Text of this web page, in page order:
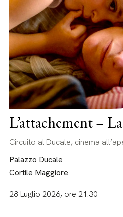
L’attachement –
Circuito al Ducale, cinema
Palazzo Ducale
Cortile Maggiore
28 Luglio 2026, ore 21.30